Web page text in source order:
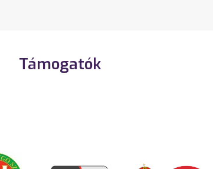
Támogatók